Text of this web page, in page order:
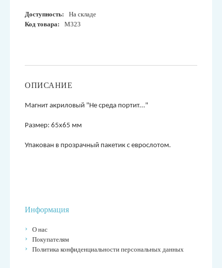
Доступность:
На складе
Код товара:
М323
ОПИСАНИЕ
Магнит акриловый "Не среда портит..."
Размер: 65х65 мм
Упакован в прозрачный пакетик с еврослотом.
Информация
О нас
Покупателям
Политика конфиденциальности персональных данных